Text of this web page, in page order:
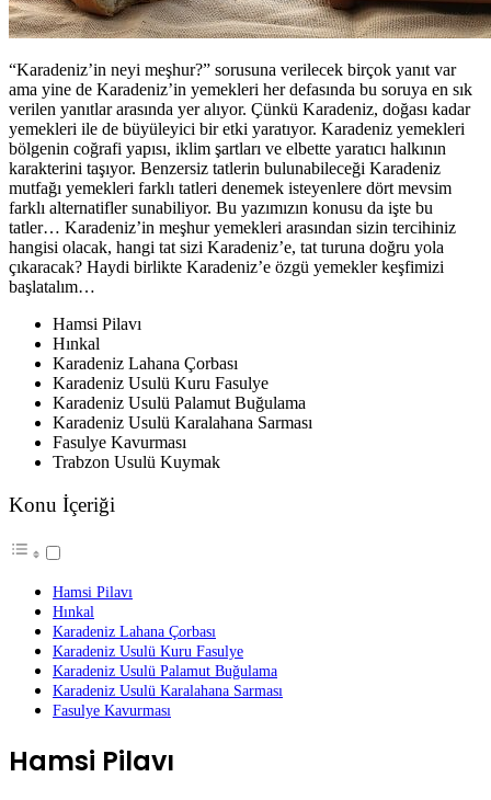
“Karadeniz’in neyi meşhur?” sorusuna verilecek birçok yanıt var
ama yine de Karadeniz’in yemekleri her defasında bu soruya en sık
verilen yanıtlar arasında yer alıyor. Çünkü Karadeniz, doğası kadar
yemekleri ile de büyüleyici bir etki yaratıyor. Karadeniz yemekleri
bölgenin coğrafi yapısı, iklim şartları ve elbette yaratıcı halkının
karakterini taşıyor. Benzersiz tatlerin bulunabileceği Karadeniz
mutfağı yemekleri farklı tatleri denemek isteyenlere dört mevsim
farklı alternatifler sunabiliyor. Bu yazımızın konusu da işte bu
tatler… Karadeniz’in meşhur yemekleri arasından sizin tercihiniz
hangisi olacak, hangi tat sizi Karadeniz’e, tat turuna doğru yola
çıkaracak? Haydi birlikte Karadeniz’e özgü yemekler keşfimizi
başlatalım…
Hamsi Pilavı
Hınkal
Karadeniz Lahana Çorbası
Karadeniz Usulü Kuru Fasulye
Karadeniz Usulü Palamut Buğulama
Karadeniz Usulü Karalahana Sarması
Fasulye Kavurması
Trabzon Usulü Kuymak
Konu İçeriği
Hamsi Pilavı
Hınkal
Karadeniz Lahana Çorbası
Karadeniz Usulü Kuru Fasulye
Karadeniz Usulü Palamut Buğulama
Karadeniz Usulü Karalahana Sarması
Fasulye Kavurması
Hamsi Pilavı